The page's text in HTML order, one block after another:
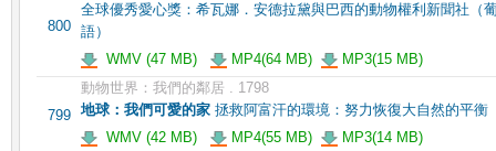
800
全球優秀愛心獎：希瓦娜．安德拉黛與巴西的動物權利新聞社（
語）
WMV (47 MB)
MP4(64 MB) MP3(15 MB)
799
動物世界：我們的鄰居 . 1798
地球：我們可愛的家 拯救阿富汗的環境：努力恢復大自然的平衡
WMV (42 MB)
MP4(55 MB) MP3(14 MB)